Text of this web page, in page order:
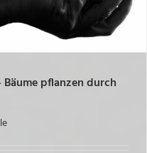
pflanzen durch